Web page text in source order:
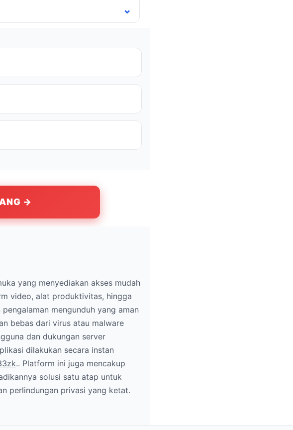
→
yang menyediakan akses mudah
video, alat produktivitas, hingga
mengunduh yang aman
bebas dari virus atau malware
dan dukungan server
dilakukan secara instan
.. Platform ini juga mencakup
solusi satu atap untuk
perlindungan privasi yang ketat.